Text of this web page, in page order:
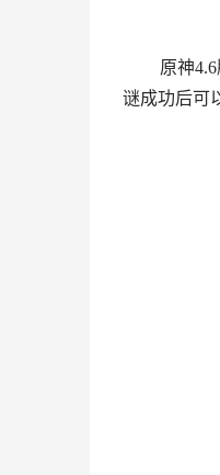
原神
谜成功后可